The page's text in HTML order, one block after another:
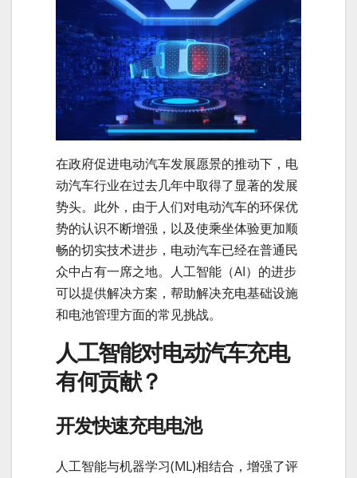
在政府促进电动汽车发展愿景的推动下，电
动汽车行业在过去几年中取得了显著的发展
势头。此外，由于人们对电动汽车的环保优
势的认识不断增强，以及使乘坐体验更加顺
畅的切实技术进步，电动汽车已经在普通民
众中占有一席之地。人工智能（AI）的进步
可以提供解决方案，帮助解决充电基础设施
和电池管理方面的常见挑战。
人工智能对电动汽车充电
有何贡献？
开发快速充电电池
人工智能与机器学习(ML)相结合，增强了评